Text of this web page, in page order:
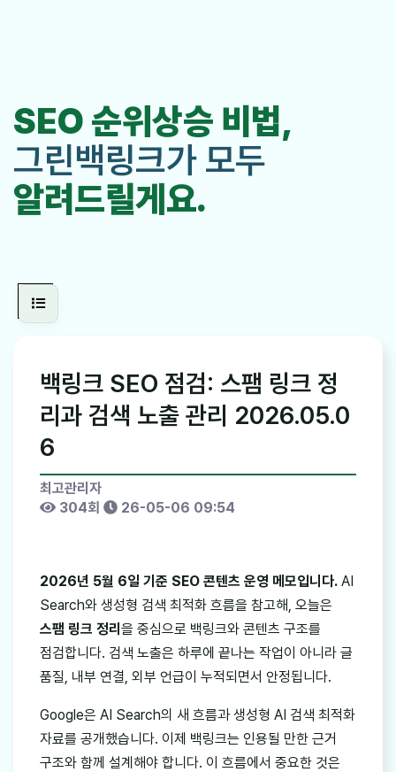
SEO 순위상승 비법,
그린백링크가 모두
알려드릴게요.
백링크 SEO 점검: 스팸 링크 정
리과 검색 노출 관리 2026.05.0
6
최고관리자
304회
26-05-06 09:54
2026년 5월 6일 기준 SEO 콘텐츠 운영 메모입니다. AI
Search와 생성형 검색 최적화 흐름을 참고해, 오늘은
스팸 링크 정리 을 중심으로 백링크와 콘텐츠 구조를
점검합니다. 검색 노출은 하루에 끝나는 작업이 아니라 글
품질, 내부 연결, 외부 언급이 누적되면서 안정됩니다.
Google은 AI Search의 새 흐름과 생성형 AI 검색 최적화
자료를 공개했습니다. 이제 백링크는 인용될 만한 근거
구조와 함께 설계해야 합니다. 이 흐름에서 중요한 것은